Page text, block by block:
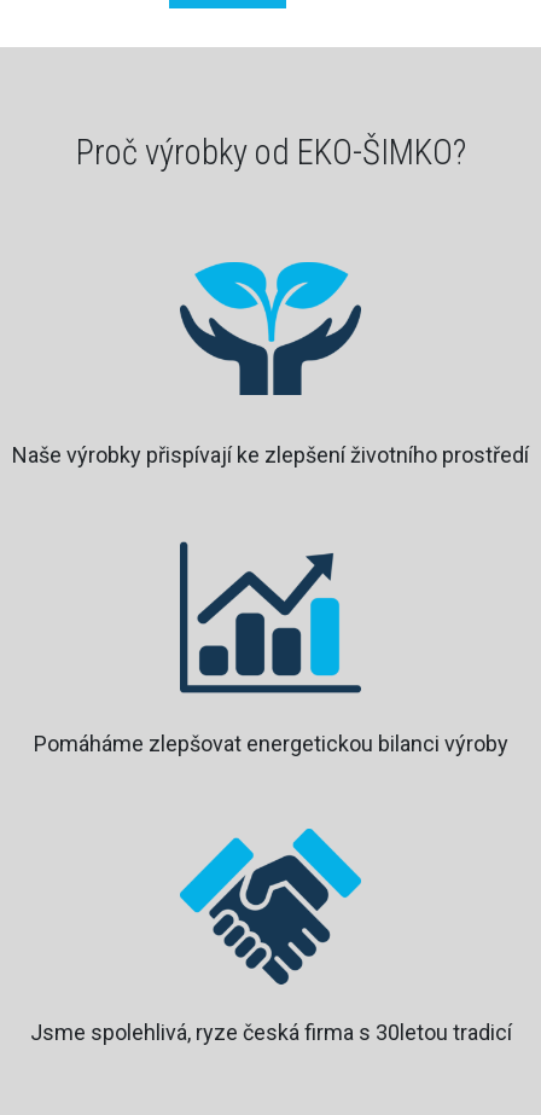
Proč výrobky od EKO-ŠIMKO?
Naše výrobky přispívají ke zlepšení životního prostředí
Pomáháme zlepšovat energetickou bilanci výroby
Jsme spolehlivá, ryze česká firma s 30letou tradicí